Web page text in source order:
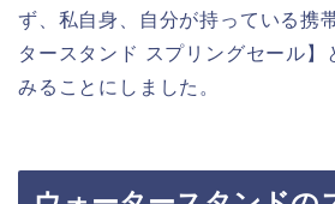
ず、私自身、自分が持っている携
タースタンド スプリングセール】
みることにしました。